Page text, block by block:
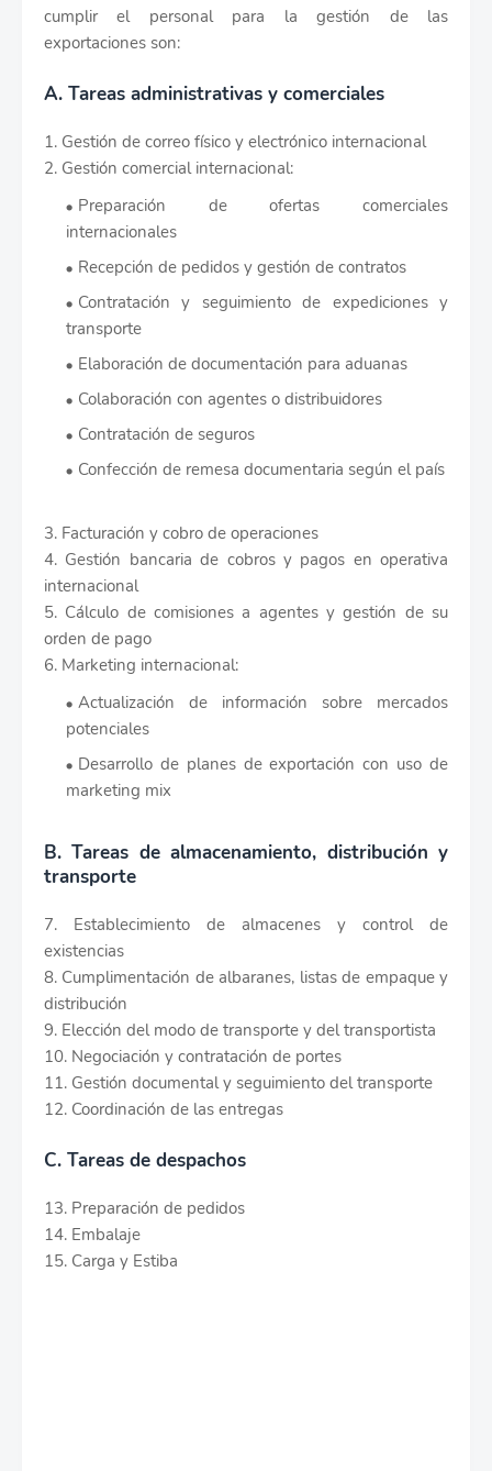
cumplir el personal para la gestión de las
exportaciones son:
A. Tareas administrativas y comerciales
1. Gestión de correo físico y electrónico internacional
2. Gestión comercial internacional:
Preparación de ofertas comerciales
internacionales
Recepción de pedidos y gestión de contratos
Contratación y seguimiento de expediciones y
transporte
Elaboración de documentación para aduanas
Colaboración con agentes o distribuidores
Contratación de seguros
Confección de remesa documentaria según el país
3. Facturación y cobro de operaciones
4. Gestión bancaria de cobros y pagos en operativa
internacional
5. Cálculo de comisiones a agentes y gestión de su
orden de pago
6. Marketing internacional:
Actualización de información sobre mercados
potenciales
Desarrollo de planes de exportación con uso de
marketing mix
B. Tareas de almacenamiento, distribución y
transporte
7. Establecimiento de almacenes y control de
existencias
8. Cumplimentación de albaranes, listas de empaque y
distribución
9. Elección del modo de transporte y del transportista
10. Negociación y contratación de portes
11. Gestión documental y seguimiento del transporte
12. Coordinación de las entregas
C. Tareas de despachos
13. Preparación de pedidos
14. Embalaje
15. Carga y Estiba